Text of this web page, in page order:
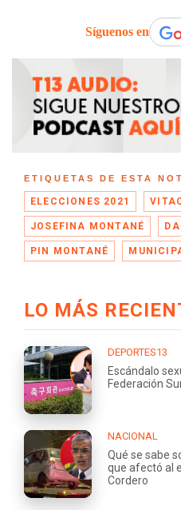
Síguenos en
ETIQUETAS DE ESTA
ELECCIONES 2021
JOSEFINA MONTANÉ
PIN MONTANÉ
LO MÁS
DEPORTES13
Escándalo
Federación
NACIONAL
Qué se sabe
que afectó al
Cordero